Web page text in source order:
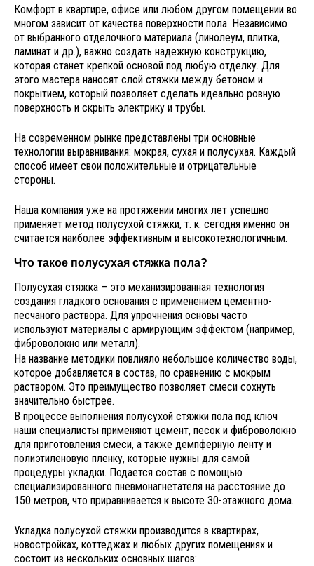
Комфорт в квартире, офисе или любом другом помещении во
многом зависит от качества поверхности пола. Независимо
от выбранного отделочного материала (линолеум, плитка,
ламинат и др.), важно создать надежную конструкцию,
которая станет крепкой основой под любую отделку. Для
этого мастера наносят слой стяжки между бетоном и
покрытием, который позволяет сделать идеально ровную
поверхность и скрыть электрику и трубы.
На современном рынке представлены три основные
технологии выравнивания: мокрая, сухая и полусухая. Каждый
способ имеет свои положительные и отрицательные
стороны.
Наша компания уже на протяжении многих лет успешно
применяет метод полусухой стяжки, т. к. сегодня именно он
считается наиболее эффективным и высокотехнологичным.
Что такое полусухая стяжка пола?
Полусухая стяжка – это механизированная технология
создания гладкого основания с применением цементно-
песчаного раствора. Для упрочнения основы часто
используют материалы с армирующим эффектом (например,
фиброволокно или металл).
На название методики повлияло небольшое количество воды,
которое добавляется в состав, по сравнению с мокрым
раствором. Это преимущество позволяет смеси сохнуть
значительно быстрее.
В процессе выполнения полусухой стяжки пола под ключ
наши специалисты применяют цемент, песок и фиброволокно
для приготовления смеси, а также демпферную ленту и
полиэтиленовую пленку, которые нужны для самой
процедуры укладки. Подается состав с помощью
специализированного пневмонагнетателя на расстояние до
150 метров, что приравнивается к высоте 30-этажного дома.
Укладка полусухой стяжки производится в квартирах,
новостройках, коттеджах и любых других помещениях и
состоит из нескольких основных шагов: